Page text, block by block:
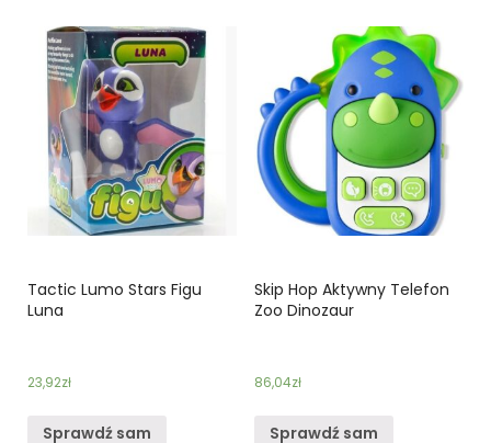
Tactic Lumo Stars Figu
Luna
23,92zł
Sprawdź sam
Skip Hop Aktywny Telefon
Zoo Dinozaur
86,04zł
Sprawdź sam